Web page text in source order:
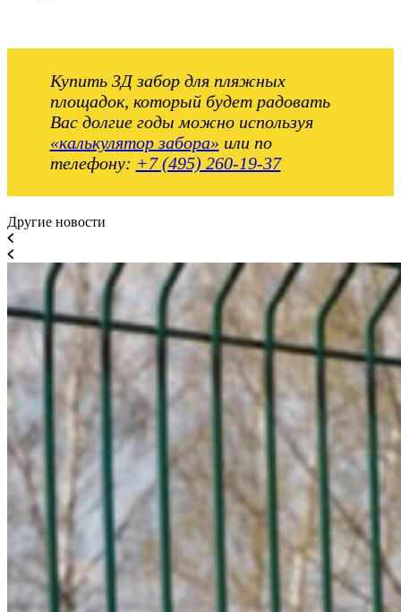
Купить 3Д забор для пляжных
площадок, который будет радовать
Вас долгие годы можно используя
«калькулятор забора» или по
телефону: +7 (495) 260-19-37
Другие новости